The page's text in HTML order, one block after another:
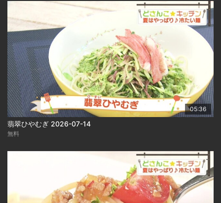
05:36
翡翠ひやむぎ 2026-07-14
無料